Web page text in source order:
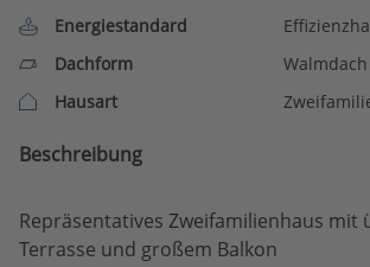
Energiestandard
Dachform
Walmdach
Hausart
Beschreibung
Repräsentatives Zweifamilienhaus mit
Terrasse und großem Balkon